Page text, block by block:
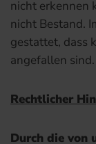
nicht erkennen
nicht Bestand.
gestattet, dass
angefallen sind.
Rechtlicher
Durch die von